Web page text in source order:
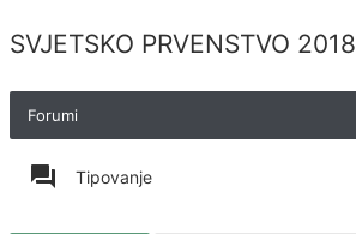
SVJETSKO PRVENSTVO 2018
Forumi
Tipovanje